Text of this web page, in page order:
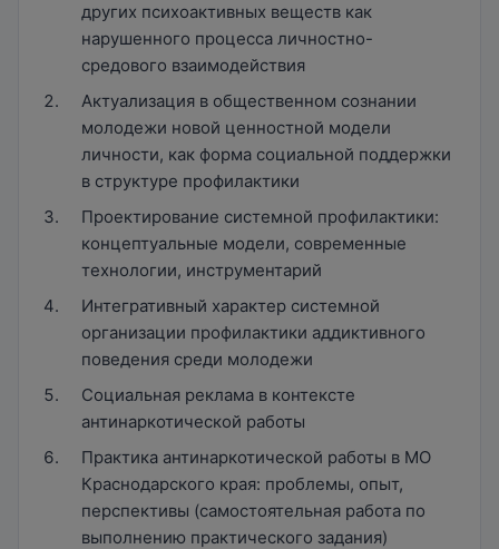
других психоактивных веществ как
нарушенного процесса личностно-
средового взаимодействия
Актуализация в общественном сознании
молодежи новой ценностной модели
личности, как форма социальной поддержки
в структуре профилактики
Проектирование системной профилактики:
концептуальные модели, современные
технологии, инструментарий
Интегративный характер системной
организации профилактики аддиктивного
поведения среди молодежи
Социальная реклама в контексте
антинаркотической работы
Практика антинаркотической работы в МО
Краснодарского края: проблемы, опыт,
перспективы (самостоятельная работа по
выполнению практического задания)